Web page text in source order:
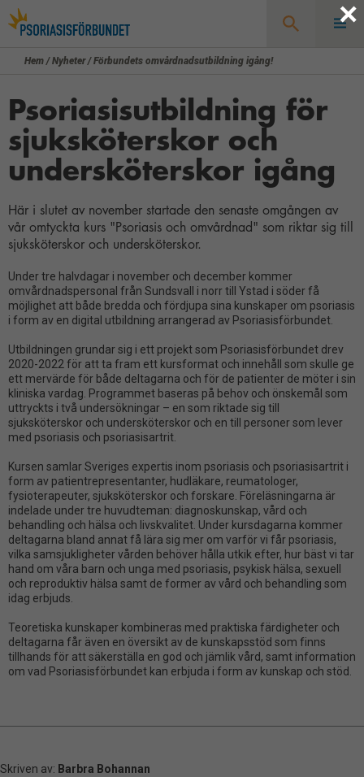
Hem /Nyheter/Förbundets omvårdnadsutbildning igång!
Psoriasisutbildning för
sjuksköterskor och
undersköterskor igång
Här i slutet av november startade den senaste omgången av
vår omtyckta kurs "Psoriasis och omvårdnad" som riktar sig till
sjuksköterskor och undersköterskor.
Under tre halvdagar i november och december kommer
omvårdnadspersonal från Sundsvall i norr till Ystad i söder få
möjlighet att både bredda och fördjupa sina kunskaper om psoriasis
i form av en digital utbildning arrangerad av Psoriasisförbundet.
Utbildningen grundar sig i ett projekt som Psoriasisförbundet drev
2020-2022 för att ta fram ett kursformat och innehåll som skulle ge
ett mervärde för både deltagarna och för de patienter de möter i sin
kliniska vardag. Programmet baseras på behov och önskemål som
uttryckts i två undersökningar – en som riktade sig till
sjuksköterskor och undersköterskor och en till personer som lever
med psoriasis och psoriasisartrit.
Kursen samlar Sveriges expertis inom psoriasis och psoriasisartrit i
form av patientrepresentanter, hudläkare, reumatologer,
fysioterapeuter, sjuksköterskor och forskare. Föreläsningarna är
indelade under tre huvudteman: diagnoskunskap, vård och
behandling och hälsa och livskvalitet. Under kursdagarna kommer
deltagarna bland annat få lära sig mer om varför vi får psoriasis,
vilka samsjukligheter vården behöver hålla utkik efter, hur bäst vi tar
hand om våra barn och unga med psoriasis, psykisk hälsa, sexuell
och reproduktiv hälsa samt de former av vård och behandling som
idag erbjuds.
Teoretiska kunskaper kombineras med praktiska färdigheter och
deltagarna får även en översikt av de kunskapsstöd som finns
tillhands för att säkerställa en god och jämlik vård, samt information
om vad Psoriasisförbundet kan erbjuda i form av kunskap och stöd.
Skriven av: Barbra Bohannan
×